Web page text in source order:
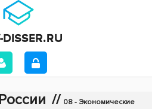
// 08 - Экономические